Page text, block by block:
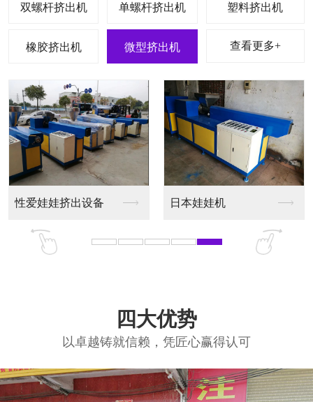
双螺杆挤出机 单螺杆挤出机 塑料挤出机
橡胶挤出机 微型挤出机 查看更多+
挤出设备 软胶挤出设备